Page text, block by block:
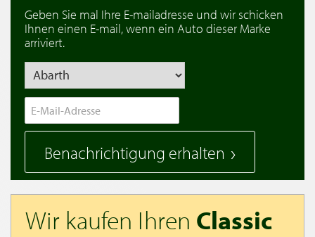
Geben Sie mal Ihre E-mailadresse und wir schicken
Ihnen einen E-mail, wenn ein Auto dieser Marke
arriviert.
Benachrichtigung erhalten
Wir kaufen Ihren Classic